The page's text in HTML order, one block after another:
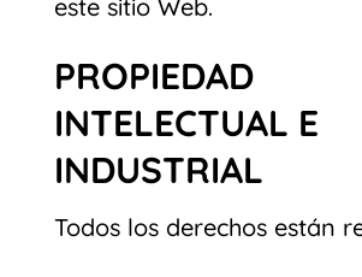
este sitio Web.
PROPIEDAD
INTELECTUAL E
INDUSTRIAL
Todos los derechos están